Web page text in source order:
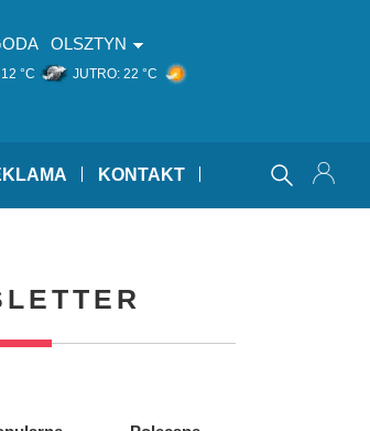
OLSZTYN
12 °C JUTRO: 22 °C
KONTAKT